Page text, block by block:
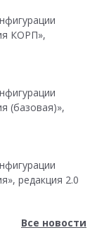
КОРП»,
(базовая)»,
редакция 2.0
Все новости